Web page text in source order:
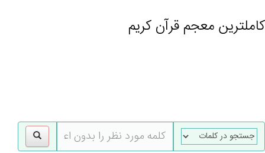
کاملترین معجم قرآن کریم